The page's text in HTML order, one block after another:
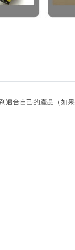
合自己的產品（如